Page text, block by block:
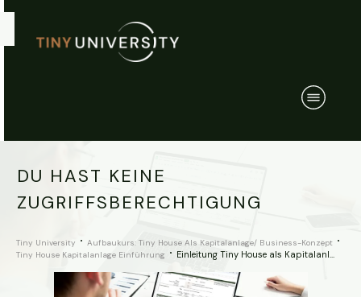
DU HAST KEINE
ZUGRIFFSBERECHTIGUNG
Tiny University
Aufbaukurs: Tiny House Als Kapitalanlage/ Business-Konzept
Tiny House Kapitalanlage Einführung
Einleitung Tiny House als Kapitalanlage